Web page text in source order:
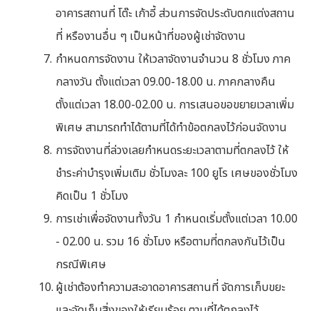
อาคารสถานที่ โต๊ะ เก้าอี้ ส่วนการจัดประดับตกแต่งสถาน
ที่ หรืองานอื่น ๆ เป็นหน้าที่ของผู้เช่าจัดงาน
กำหนดการจัดงาน ให้เวลาจัดงานจำนวน 8 ชั่วโมง ภาค
กลางวัน ตั้งแต่เวลา 09.00-18.00 น. ภาคกลางคืน
ตั้งแต่เวลา 18.00-02.00 น. การเสนอขอขยายเวลาเพิ่ม
พิเศษ สามารถทำได้ตามที่ได้ทำข้อตกลงไว้ก่อนจัดงาน
การจัดงานที่ล่วงเลยกำหนดระยะเวลาตามที่ตกลงไว้ ให้
ชำระค่าบำรุงเพิ่มเติม ชั่วโมงละ 100 ยูโร เศษของชั่วโมง
คิดเป็น 1 ชั่วโมง
การเช่าเพื่อจัดงานทั้งวัน 1 กำหนดเริ่มตั้งแต่เวลา 10.00
- 02.00 น. รวม 16 ชั่วโมง หรือตามที่ตกลงกันไว้เป็น
กรณีพิเศษ
ผู้เช่าต้องทำความสะอาดอาคารสถานที่ จัดการเก็บขยะ